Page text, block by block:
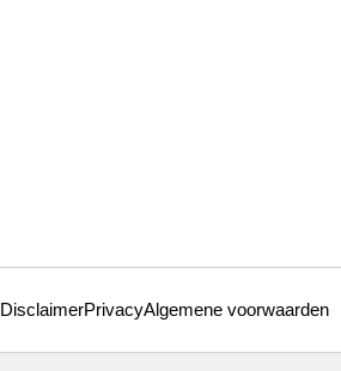
DisclaimerPrivacyAlgemene voorwaarden